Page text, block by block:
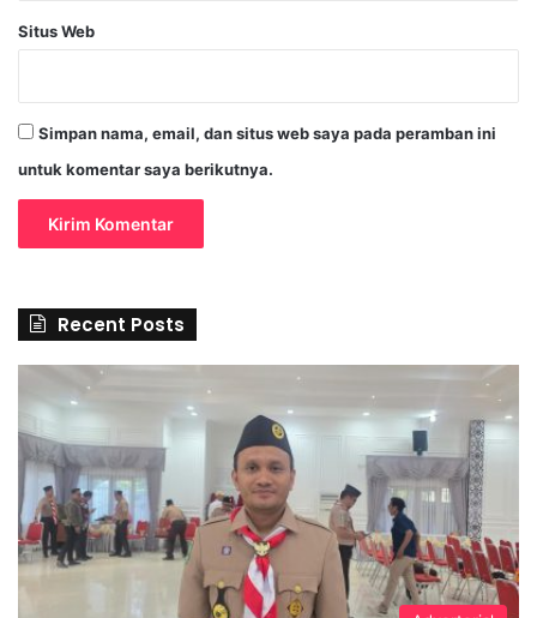
Situs Web
Simpan nama, email, dan situs web saya pada peramban ini
untuk komentar saya berikutnya.
Recent Posts